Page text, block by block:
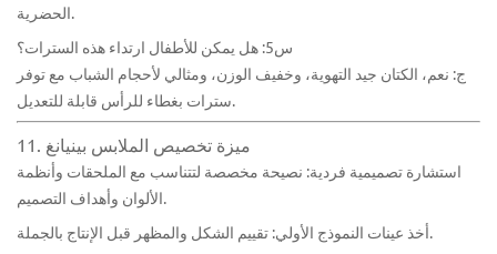
الحضرية.
س5: هل يمكن للأطفال ارتداء هذه السترات؟
ج: نعم، الكتان جيد التهوية، وخفيف الوزن، ومثالي لأحجام الشباب مع توفر
سترات بغطاء للرأس قابلة للتعديل.
11. ميزة تخصيص الملابس بينيانغ
استشارة تصميمية فردية: نصيحة مخصصة لتتناسب مع الملحقات وأنظمة
الألوان وأهداف التصميم.
أخذ عينات النموذج الأولي: تقييم الشكل والمظهر قبل الإنتاج بالجملة.